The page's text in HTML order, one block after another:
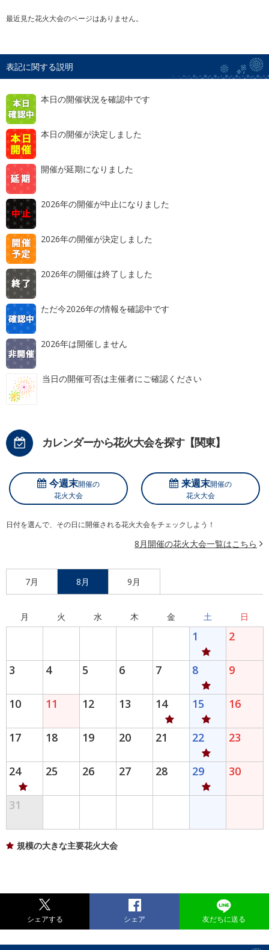
最近見た花火大会のページはありません。
表記に関する説明
本日の開催状況を確認中です
本日の開催が決定しました
開催が延期になりました
2026年の開催が中止になりました
2026年の開催が決定しました
2026年の開催は終了しました
ただ今2026年の情報を確認中です
2026年は開催しません
当日の開催可否は主催者にご確認ください
カレンダーから花火大会を探す【関東】
今週末開催の
花火大会
来週末開催の
花火大会
日付を選んで、その日に開催される花火大会をチェックしよう！
8月開催の花火大会一覧はこちら
7月 8月 9月
月 火 水 木 金 土 日
1 2
3 4 5 6 7 8 9
10 11 12 13 14 15 16
17 18 19 20 21 22 23
24 25 26 27 28 29 30
31
規模の大きな主要花火大会
シェアする シェア 友だちに送る